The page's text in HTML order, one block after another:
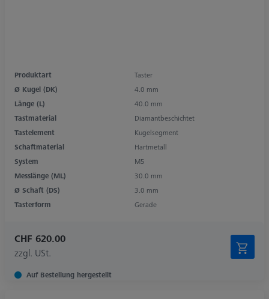
Produktart
Taster
Ø Kugel (DK)
4.0 mm
Länge (L)
40.0 mm
Tastmaterial
Diamantbeschichtet
Tastelement
Kugelsegment
Schaftmaterial
Hartmetall
System
M5
Messlänge (ML)
30.0 mm
Ø Schaft (DS)
3.0 mm
Tasterform
Gerade
CHF 620.00
zzgl. USt.
Auf Bestellung hergestellt